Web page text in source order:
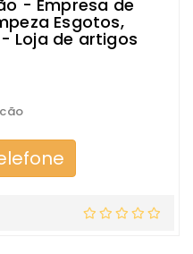
- Empresa de
Esgotos,
Loja de artigos